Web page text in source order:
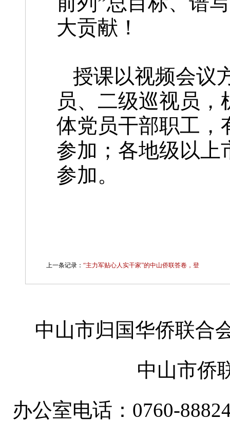
大贡献！
授课以视频会议
员、二级巡视员
体党员干部职工，
参加；各地级以上
参加。
上一条记录： “主力军贴心人实干家”的中山侨联答卷，登
中山市归国华侨联合
中山市侨
办公室电话：0760-